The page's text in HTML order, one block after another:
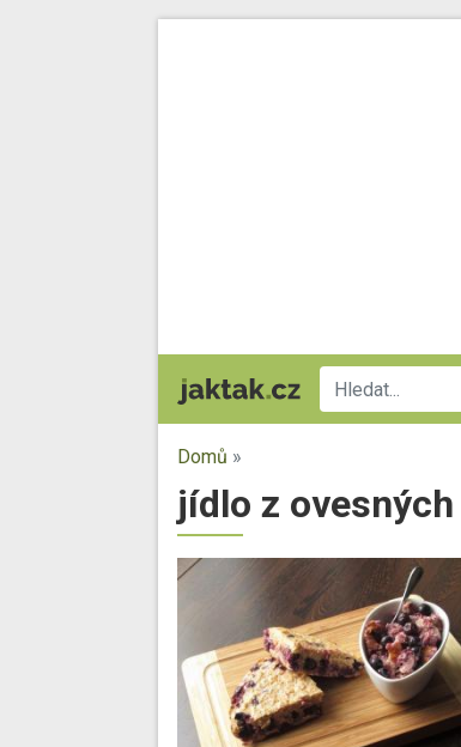
Domů »
jídlo z